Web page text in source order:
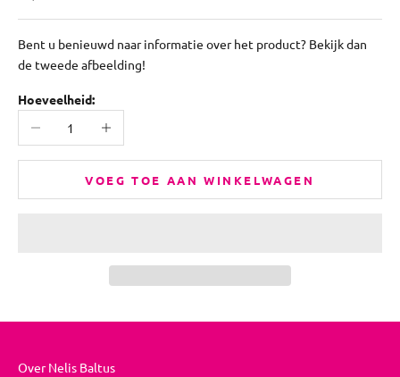
Bent u benieuwd naar informatie over het product? Bekijk dan
de tweede afbeelding!
Hoeveelheid:
Aantal verlagenAantal verhogen
VOEG TOE AAN WINKELWAGEN
Over Nelis Baltus